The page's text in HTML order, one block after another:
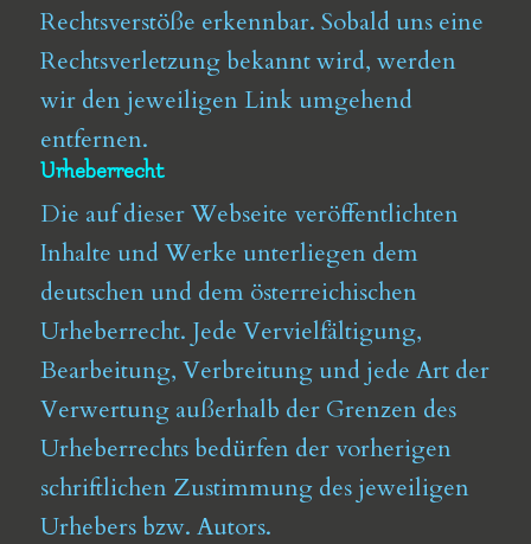
Rechtsverstöße erkennbar. Sobald uns eine
Rechtsverletzung bekannt wird, werden
wir den jeweiligen Link umgehend
entfernen.
Urheberrecht
Die auf dieser Webseite veröffentlichten
Inhalte und Werke unterliegen dem
deutschen und dem österreichischen
Urheberrecht. Jede Vervielfältigung,
Bearbeitung, Verbreitung und jede Art der
Verwertung außerhalb der Grenzen des
Urheberrechts bedürfen der vorherigen
schriftlichen Zustimmung des jeweiligen
Urhebers bzw. Autors.